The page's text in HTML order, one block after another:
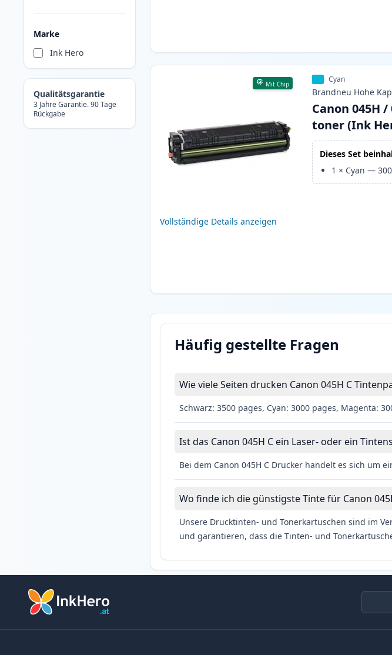
Marke
Ink Hero
Qualitätsgarantie
3 Jahre Garantie. 90 Tage
Rückgabe
Mit Chip
Vollständige Details anzeigen
Cyan
Brandneu Hohe
Canon 045H /
toner (Ink
Dieses Set
1 × Cyan —
Häufig gestellte Fragen
Wie viele Seiten drucken Canon 045H C
Schwarz: 3500 pages, Cyan: 3000 pages, Magenta:
Ist das Canon 045H C ein Laser- oder ein
Bei dem Canon 045H C Drucker handelt es sich um
Wo finde ich die günstigste Tinte für Canon
Unsere Drucktinten- und Tonerkartuschen sind im
und garantieren, dass die Tinten- und